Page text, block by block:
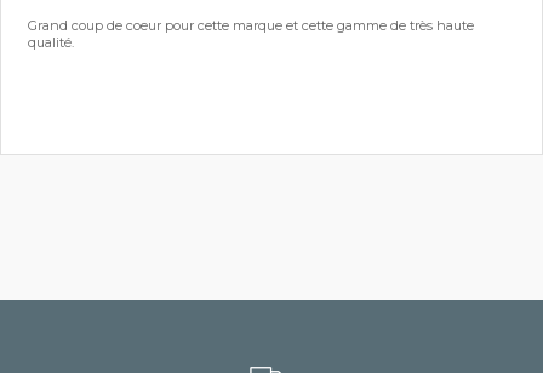
Grand coup de coeur pour cette marque et cette gamme de très haute
qualité.